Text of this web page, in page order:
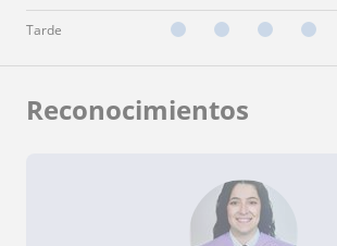
Tarde
Reconocimientos